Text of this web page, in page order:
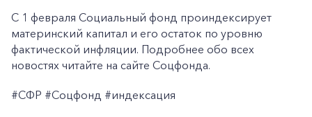
С 1 февраля Социальный фонд проиндексирует
материнский капитал и его остаток по уровню
фактической инфляции. Подробнее обо всех
новостях читайте на сайте Соцфонда.
#СФР #Соцфонд #индексация